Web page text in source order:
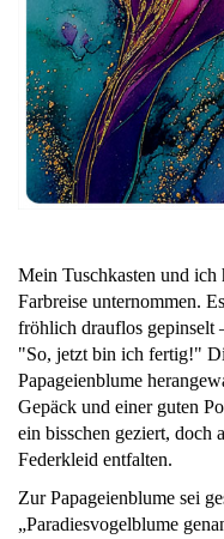
Mein Tuschkasten und ich
Farbreise unternommen.
fröhlich drauflos gepinselt
"So, jetzt bin ich fertig!"
Papageienblume
Gepäck und einer guten
ein bisschen geziert, doch
Federkleid entfalten.
Zur Papageienblume sei
„Paradiesvogelblume